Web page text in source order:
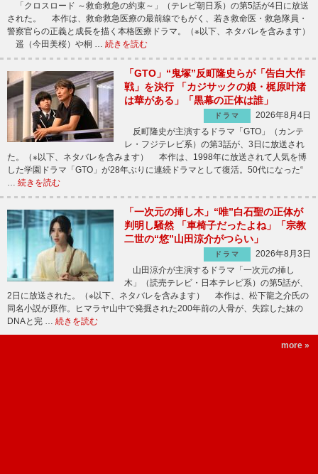
「クロスロード ～救命救急の約束～」（テレビ朝日系）の第5話が4日に放送
された。 本作は、救命救急医療の最前線でもがく、若き救命医・救急隊員・
警察官らの正義と成長を描く本格医療ドラマ。（※以下、ネタバレを含みます）
遥（今田美桜）や桐 … 続きを読む
「GTO」“鬼塚”反町隆史らが「告白大作
戦」を決行 「カジサックの娘・梶原叶渚
は華がある」「黒幕の正体は誰」
ドラマ
2026年8月4日
反町隆史が主演するドラマ「GTO」（カンテ
レ・フジテレビ系）の第3話が、3日に放送され
た。（※以下、ネタバレを含みます） 本作は、1998年に放送されて人気を博
した学園ドラマ「GTO」が28年ぶりに連続ドラマとして復活。50代になった“
… 続きを読む
「一次元の挿し木」“唯”白石聖の正体が
判明し騒然 「車椅子だったよね」「宗教
二世の“悠”山田涼介がつらい」
ドラマ
2026年8月3日
山田涼介が主演するドラマ「一次元の挿し
木」（読売テレビ・日本テレビ系）の第5話が、
2日に放送された。（※以下、ネタバレを含みます） 本作は、松下龍之介氏の
同名小説が原作。ヒマラヤ山中で発掘された200年前の人骨が、失踪した妹の
DNAと完 … 続きを読む
more »